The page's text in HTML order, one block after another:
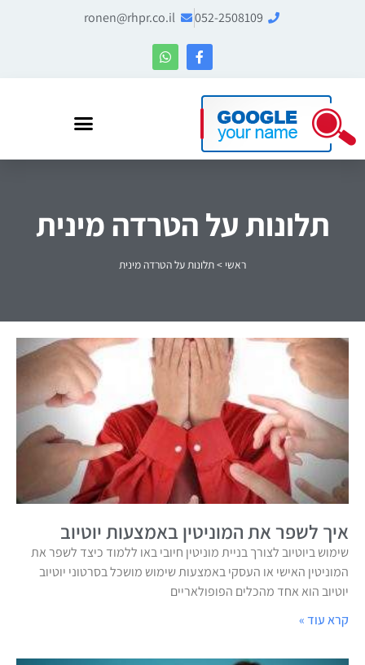
052-2508109
ronen@rhpr.co.il
תלונות על הטרדה מינית
ראשי >תלונות על הטרדה מינית
איך לשפר את המוניטין באמצעות יוטיוב
שימוש ביוטיוב לצורך בניית מוניטין חיובי באו ללמוד כיצד לשפר את
המוניטין האישי או העסקי באמצעות שימוש מושכל בסרטוני יוטיוב
יוטיוב הוא אחד מהכלים הפופולאריים
קרא עוד »